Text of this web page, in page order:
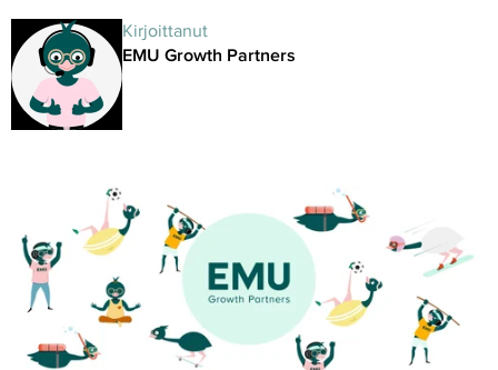
Kirjoittanut
EMU Growth Partners